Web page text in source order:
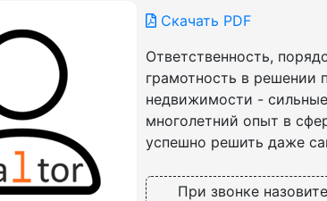
Скачать PDF
Ответственность,
грамотность в решении
недвижимости -
многолетний опыт в
успешно решить даже
При звонке назовите